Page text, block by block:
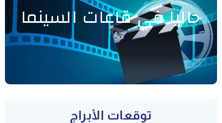
حاليا في قاعات السينما
توقعات الأبراج